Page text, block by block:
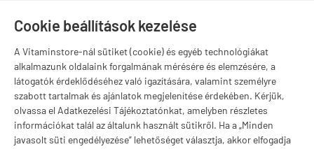
Cookie beállítások kezelése
A Vitaminstore-nál sütiket (cookie) és egyéb technológiákat
alkalmazunk oldalaink forgalmának mérésére és elemzésére, a
látogatók érdeklődéséhez való igazítására, valamint személyre
szabott tartalmak és ajánlatok megjelenítése érdekében. Kérjük,
olvassa el Adatkezelési Tájékoztatónkat, amelyben részletes
információkat talál az általunk használt sütikről. Ha a „Minden
javasolt süti engedélyezése” lehetőséget választja, akkor elfogadja
Szugló u. 83-85.
Márkák
Valuta választás